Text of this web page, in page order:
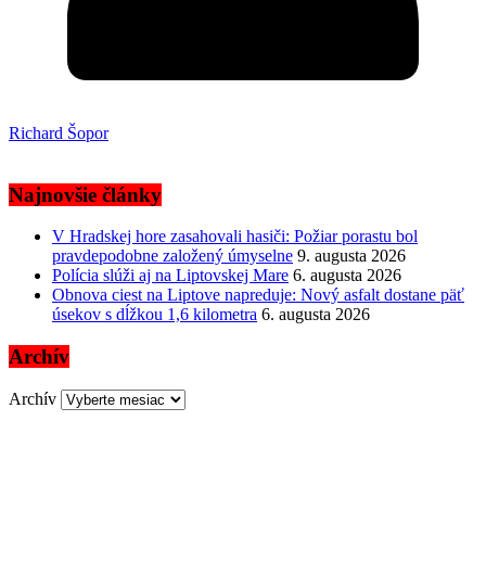
Richard Šopor
Najnovšie články
V Hradskej hore zasahovali hasiči: Požiar porastu bol
pravdepodobne založený úmyselne 9. augusta 2026
Polícia slúži aj na Liptovskej Mare 6. augusta 2026
Obnova ciest na Liptove napreduje: Nový asfalt dostane päť
úsekov s dĺžkou 1,6 kilometra 6. augusta 2026
Archív
Archív